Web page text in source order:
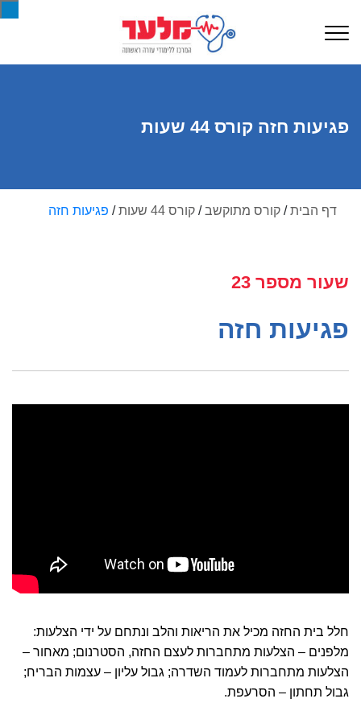
פגיעות חזה קורס 44 שעות
דף הבית/ קורס מתוקשב / קורס 44 שעות / פגיעות חזה
שעור מספר 23
פגיעות חזה
חלל בית החזה מכיל את הריאות והלב ונתחם על ידי הצלעות:
מלפנים – הצלעות מתחברות לעצם החזה, הסטרנום; מאחור –
הצלעות מתחברות לעמוד השדרה; גבול עליון – עצמות הבריח;
גבול תחתון – הסרעפת.